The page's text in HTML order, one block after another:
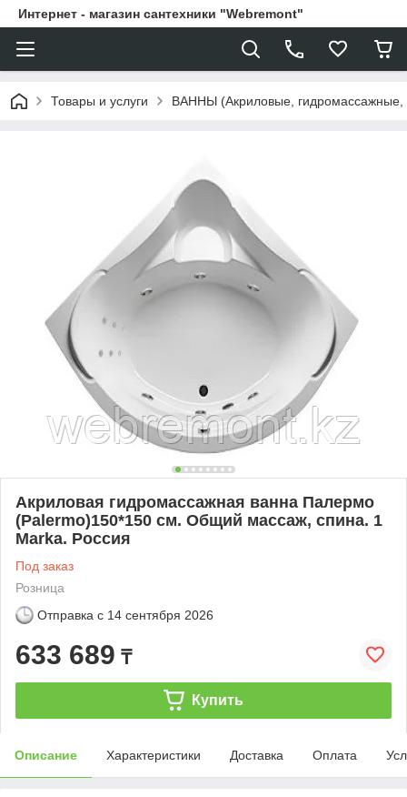
Интернет - магазин сантехники "Webremont"
Товары и услуги ВАННЫ (Акриловые,
Акриловая гидромассажная ванна Палермо
(Palermo)150*150 см. Общий массаж, спина. 1
Marka. Россия
Под заказ
Розница
Отправка с 14 сентября 2026
633 689 ₸
Купить
Описание Характеристики Доставка Оплата